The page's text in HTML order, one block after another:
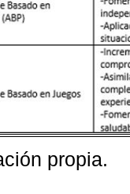
propia.